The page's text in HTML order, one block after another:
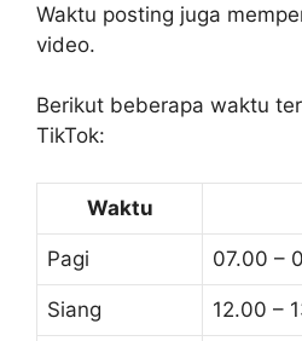
Waktu posting juga
video.
Berikut beberapa waktu
TikTok:
Waktu
Pagi 07.00 –
Siang 12.00 –